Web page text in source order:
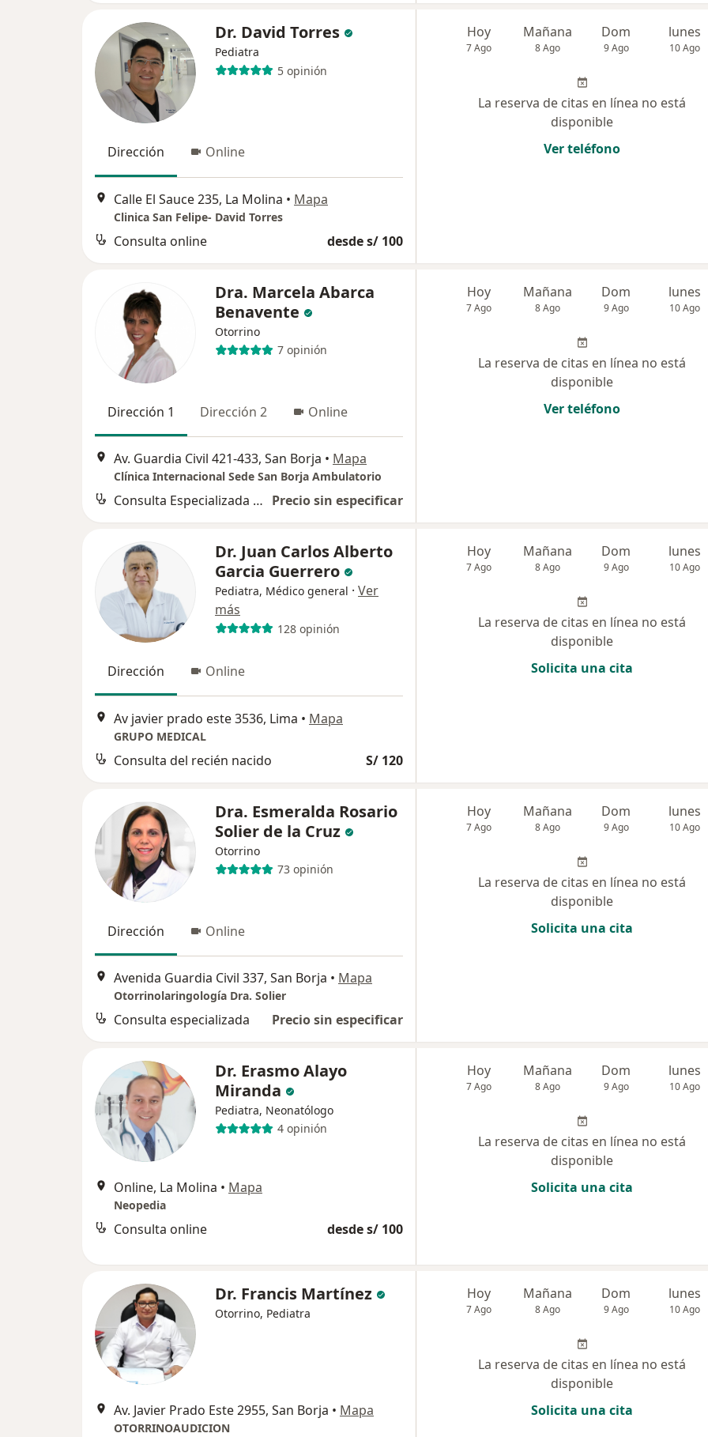
Dr. David Torres
Pediatra
5 opinión
Dirección Online
Calle El Sauce 235, La Molina • Mapa
Clinica San Felipe- David Torres
Consulta online desde s/ 100
Hoy
7 Ago
Mañana
8 Ago
Dom
9 Ago
lunes
10 Ago
La reserva de citas en línea no está
disponible
Ver teléfono
Dra. Marcela Abarca
Benavente
Otorrino
7 opinión
Dirección 1 Dirección 2 Online
Av. Guardia Civil 421-433, San Borja • Mapa
Clínica Internacional Sede San Borja Ambulatorio
Consulta Especializada Otorrinolaringológica Precio sin especificar
Hoy
7 Ago
Mañana
8 Ago
Dom
9 Ago
lunes
10 Ago
La reserva de citas en línea no está
disponible
Ver teléfono
Dr. Juan Carlos Alberto
Garcia Guerrero
Pediatra, Médico general · Ver
más
128 opinión
Dirección Online
Av javier prado este 3536, Lima • Mapa
GRUPO MEDICAL
Consulta del recién nacido S/ 120
Hoy
7 Ago
Mañana
8 Ago
Dom
9 Ago
lunes
10 Ago
La reserva de citas en línea no está
disponible
Solicita una cita
Dra. Esmeralda Rosario
Solier de la Cruz
Otorrino
73 opinión
Dirección Online
Avenida Guardia Civil 337, San Borja • Mapa
Otorrinolaringología Dra. Solier
Consulta especializada Precio sin especificar
Hoy
7 Ago
Mañana
8 Ago
Dom
9 Ago
lunes
10 Ago
La reserva de citas en línea no está
disponible
Solicita una cita
Dr. Erasmo Alayo
Miranda
Pediatra, Neonatólogo
4 opinión
Online, La Molina • Mapa
Neopedia
Consulta online desde s/ 100
Hoy
7 Ago
Mañana
8 Ago
Dom
9 Ago
lunes
10 Ago
La reserva de citas en línea no está
disponible
Solicita una cita
Dr. Francis Martínez
Otorrino, Pediatra
Av. Javier Prado Este 2955, San Borja • Mapa
OTORRINOAUDICION
Hoy
7 Ago
Mañana
8 Ago
Dom
9 Ago
lunes
10 Ago
La reserva de citas en línea no está
disponible
Solicita una cita